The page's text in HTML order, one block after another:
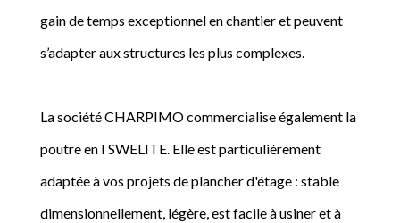
gain de temps exceptionnel en chantier et peuvent
s’adapter aux structures les plus complexes.
La société CHARPIMO commercialise également la
poutre en I SWELITE. Elle est particulièrement
adaptée à vos projets de plancher d'étage : stable
dimensionnellement, légère, est facile à usiner et à